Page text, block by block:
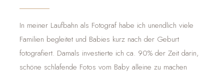
In meiner Laufbahn als Fotograf habe ich unendlich viele
Familien begleitet und Babies kurz nach der Geburt
fotografiert. Damals investierte ich ca. 90% der Zeit darin,
schöne schlafende Fotos vom Baby alleine zu machen